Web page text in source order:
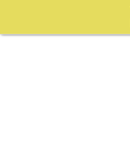
contenido